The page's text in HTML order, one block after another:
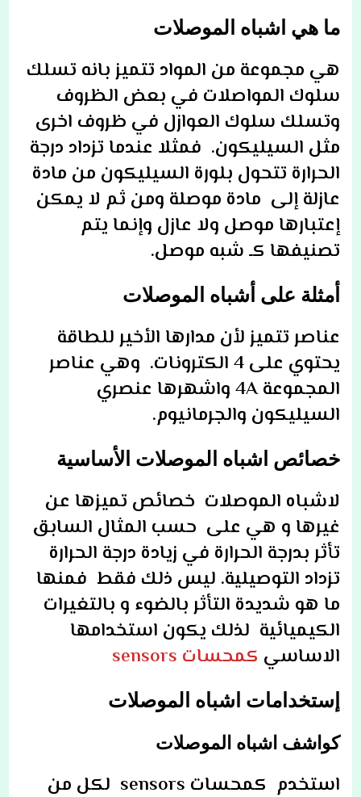
ما هي اشباه الموصلات
هي مجموعة من المواد تتميز بانه تسلك
سلوك المواصلات في بعض الظروف
وتسلك سلوك العوازل في ظروف اخرى
مثل السيليكون. فمثلا عندما تزداد درجة
الحرارة تتحول بلورة السيليكون من مادة
عازلة إلى مادة موصلة ومن ثم لا يمكن
إعتبارها موصل ولا عازل وإنما يتم
تصنيفها كـ شبه موصل.
أمثلة على أشباه الموصلات
عناصر تتميز لأن مدارها الأخير للطاقة
يحتوي على 4 الكترونات. وهي عناصر
المجموعة 4A واشهرها عنصري
السيليكون والجرمانيوم.
خصائص اشباه الموصلات الأساسية
لاشباه الموصلات خصائص تميزها عن
غيرها و هي على حسب المثال السابق
تأثر بدرجة الحرارة في زيادة درجة الحرارة
تزداد التوصيلية. ليس ذلك فقط فمنها
ما هو شديدة التأثر بالضوء و بالتغيرات
الكيميائية لذلك يكون استخدامها
الاساسي كمحسات sensors
إستخدامات اشباه الموصلات
كواشف اشباه الموصلات
استخدم كمحسات sensors لكل من